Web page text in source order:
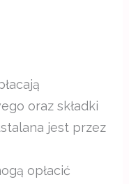
oraz składki
jest przez
opłacić